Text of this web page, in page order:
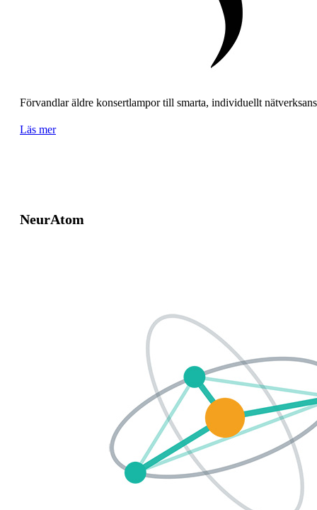
Förvandlar äldre konsertlampor till smarta, individuellt
Läs mer
NeurAtom